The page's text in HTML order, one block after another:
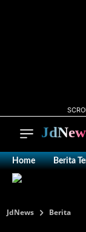
Home Berita
JdNews Berita